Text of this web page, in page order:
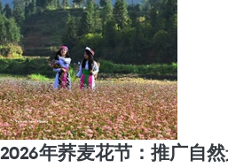
2026年荞麦花节：推广自